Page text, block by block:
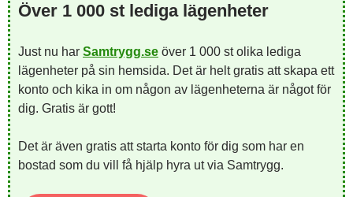
Över 1 000 st lediga lägenheter
Just nu har Samtrygg.se över 1 000 st olika lediga
lägenheter på sin hemsida. Det är helt gratis att skapa ett
konto och kika in om någon av lägenheterna är något för
dig. Gratis är gott!
Det är även gratis att starta konto för dig som har en
bostad som du vill få hjälp hyra ut via Samtrygg.